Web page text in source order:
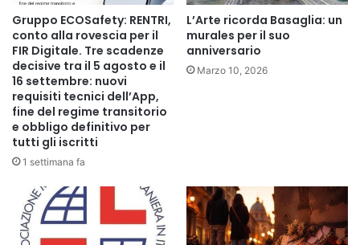
DAL COSTO AL VANTAGGIO COMPETITIVO: LA SVOLTA
CHE LE IMPRESE NON POSSONO PIÙ RIMANDARE
In questo contesto, la normativa italiana – a partire dal
Decreto Legislativo 81/2008 – rappresenta uno dei sistemi
più avanzati in Europa, definendo regole, procedure e
misure preventive per garantire ambienti di lavoro sicuri e
tutelare non solo la salute fisica, ma anche quella
psicologica dei lavoratori.
«La sicurezza sul lavoro non può essere ridotta a un
adempimento burocratico – dichiara Fulvio Basili – ma deve
diventare parte integrante della cultura d’impresa. Le
Gruppo ECOSafety: RENTRI,
conto alla rovescia per il
FIR Digitale. Tre scadenze
decisive tra il 5 agosto e il
16 settembre: nuovi
requisiti tecnici dell’App,
fine del regime transitorio
e obbligo definitivo per
tutti gli iscritti
1 settimana fa
L’Arte ricorda Basaglia: un
murales per il suo
anniversario
Marzo 10, 2026